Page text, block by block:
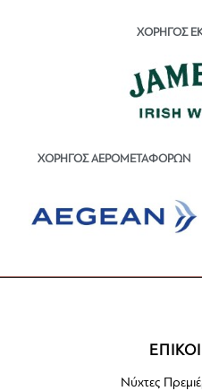
ΧΟΡΗΓΟΣ
ΧΟΡΗΓΟΣ ΑΕΡΟΜΕΤΑΦΟΡΩΝ
Νύχτες